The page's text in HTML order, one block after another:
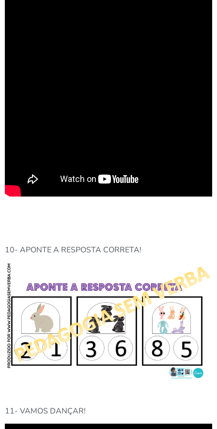
10- APONTE A RESPOSTA CORRETA!
11- VAMOS DANÇAR!